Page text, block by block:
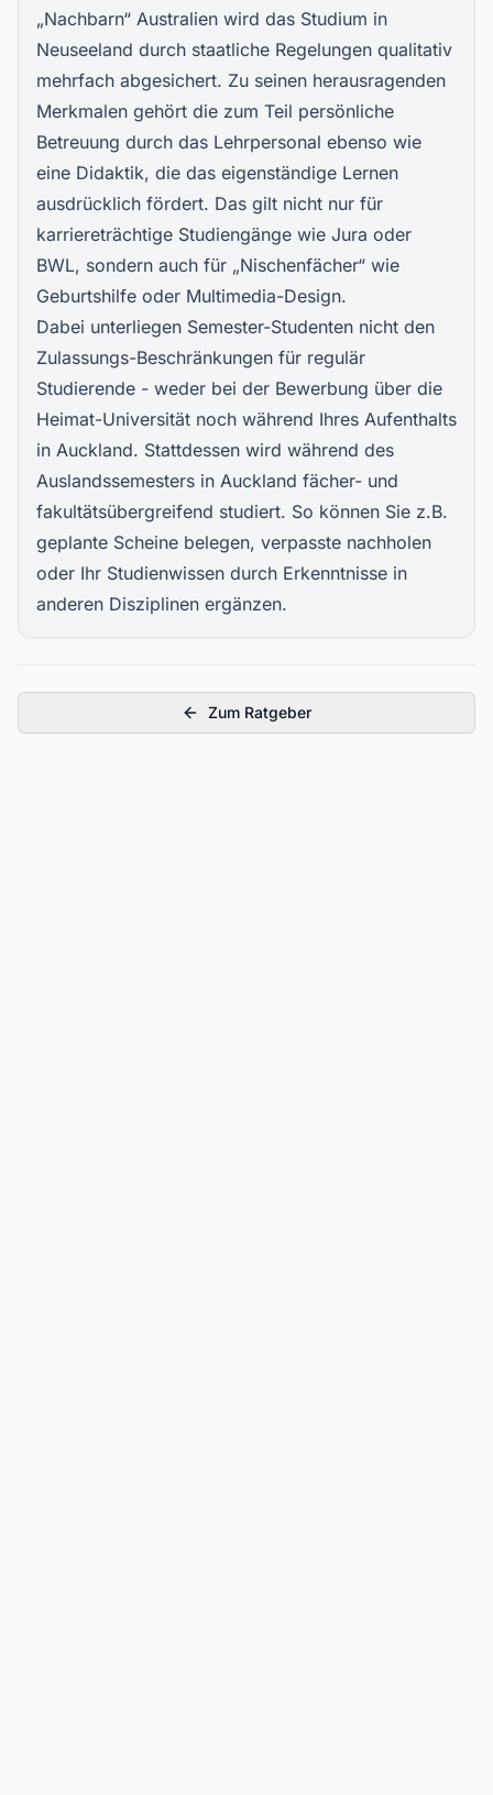
„Nachbarn“ Australien wird das Studium in
Neuseeland durch staatliche Regelungen qualitativ
mehrfach abgesichert. Zu seinen herausragenden
Merkmalen gehört die zum Teil persönliche
Betreuung durch das Lehrpersonal ebenso wie
eine Didaktik, die das eigenständige Lernen
ausdrücklich fördert. Das gilt nicht nur für
karriereträchtige Studiengänge wie Jura oder
BWL, sondern auch für „Nischenfächer“ wie
Geburtshilfe oder Multimedia-Design.
Dabei unterliegen Semester-Studenten nicht den
Zulassungs-Beschränkungen für regulär
Studierende - weder bei der Bewerbung über die
Heimat-Universität noch während Ihres Aufenthalts
in Auckland. Stattdessen wird während des
Auslandssemesters in Auckland fächer- und
fakultätsübergreifend studiert. So können Sie z.B.
geplante Scheine belegen, verpasste nachholen
oder Ihr Studienwissen durch Erkenntnisse in
anderen Disziplinen ergänzen.
Zum Ratgeber